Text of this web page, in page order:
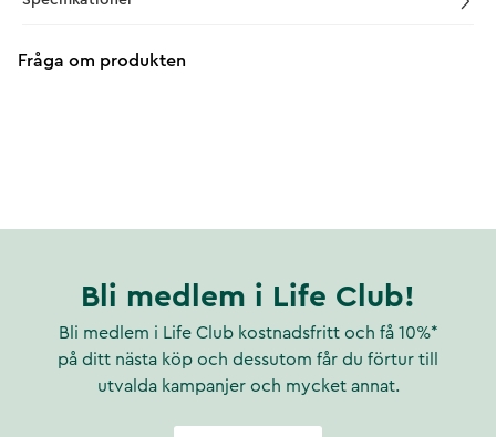
Fråga om produkten
Bli medlem i Life Club!
Bli medlem i Life Club kostnadsfritt och få 10%*
på ditt nästa köp och dessutom får du förtur till
utvalda kampanjer och mycket annat.